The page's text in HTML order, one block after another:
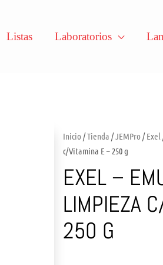
Listas Laboratorios
Inicio /Tienda /JEMPro /Exel
c/Vitamina E – 250 g
EXEL –
LIMPIEZA
250 G